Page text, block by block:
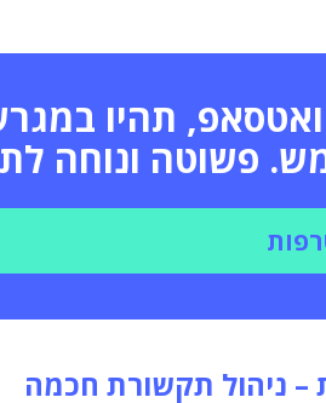
תהיו
פשוטה ונוחה
– ניהול תקשורת חכמה